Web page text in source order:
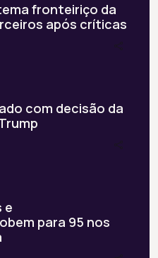
fronteiriço da
após críticas
com decisão da
e
para 95 nos